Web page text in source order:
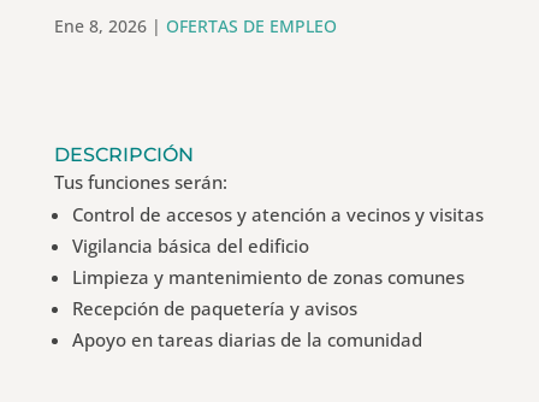
Ene 8, 2026| OFERTAS DE EMPLEO
DESCRIPCIÓN
Tus funciones serán:
Control de accesos y atención a vecinos y visitas
Vigilancia básica del edificio
Limpieza y mantenimiento de zonas comunes
Recepción de paquetería y avisos
Apoyo en tareas diarias de la comunidad